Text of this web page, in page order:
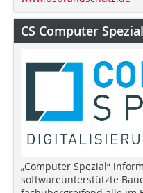
CS Computer Spezial
„Computer Spezial“
softwareunterstützte